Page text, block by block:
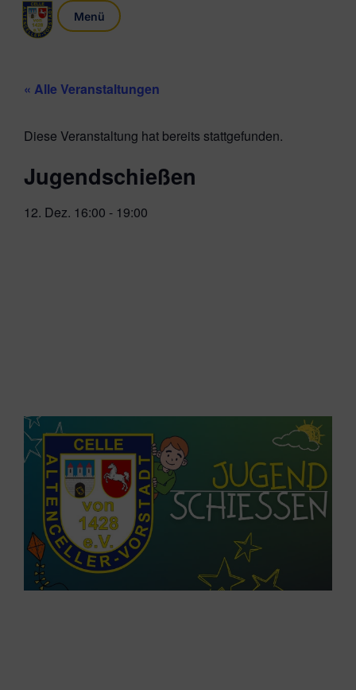
« Alle Veranstaltungen
Diese Veranstaltung hat bereits stattgefunden.
Jugendschießen
12. Dez. 16:00 - 19:00